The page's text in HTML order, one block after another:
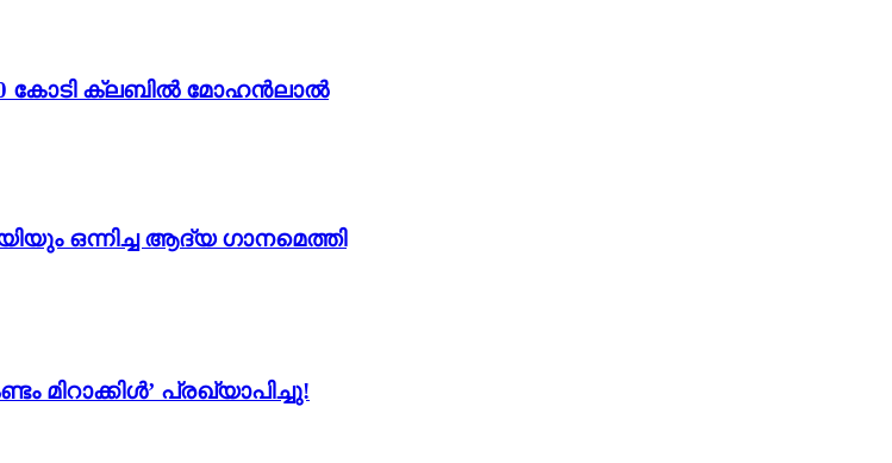
കോടി ക്ലബിൽ മോഹൻലാൽ
ഒന്നിച്ച ആദ്യ ഗാനമെത്തി
മിറാക്കിൾ’ പ്രഖ്യാപിച്ചു!